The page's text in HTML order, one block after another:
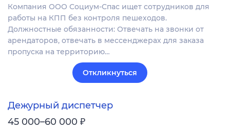
Компания ООО Социум-Спас ищет сотрудников для
работы на КПП без контроля пешеходов.
Должностные обязанности: Отвечать на звонки от
арендаторов, отвечать в мессенджерах для заказа
пропуска на территорию…
Откликнуться
Дежурный диспетчер
45 000–60 000 ₽